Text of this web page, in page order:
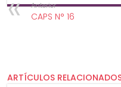
Anterior
CAPS N° 16
ARTÍCULOS